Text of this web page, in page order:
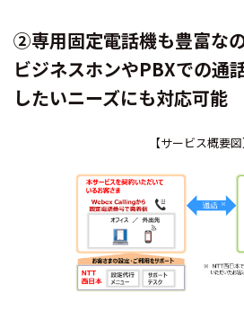
②専用固定電話機も豊富な
ビジネスホンやPBXでの通
したいニーズにも対応可能
【サービス概要図